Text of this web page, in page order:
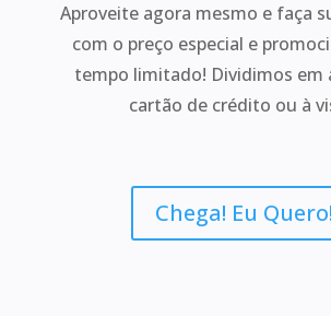
Aproveite agora mesmo e faça
com o preço especial e
tempo limitado! Dividimos em
cartão de crédito ou à
Chega! Eu Quero!